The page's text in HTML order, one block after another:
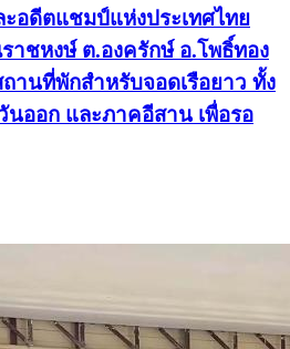
อดีตแชมป์แห่งประเทศไทย
ชหงษ์ ต.องครักษ์ อ.โพธิ์ทอง
านที่พักสำหรับจอดเรือยาว ทั้ง
ออก และภาคอีสาน เพื่อรอ